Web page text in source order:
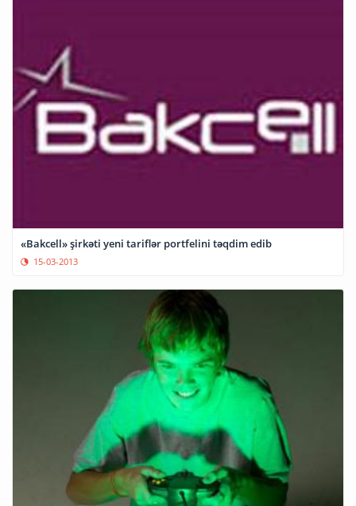
«Bakcell» şirkəti yeni tariflər portfelini təqdim edib
15-03-2013